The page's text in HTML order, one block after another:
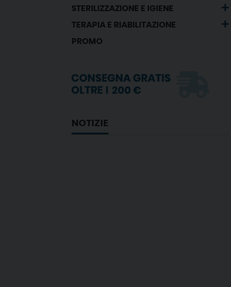
STERILIZZAZIONE E IGIENE
TERAPIA E RIABILITAZIONE
PROMO
NOTIZIE